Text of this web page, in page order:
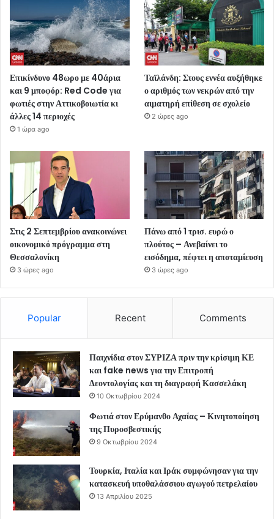
Επικίνδυνο 48ωρο με 40άρια
και 9 μποφόρ: Red Code για
φωτιές στην Αττικοβοιωτία κι
άλλες 14 περιοχές
1 ώρα ago
Ταϊλάνδη: Στους εννέα αυξήθηκε
ο αριθμός των νεκρών από την
αιματηρή επίθεση σε σχολείο
2 ώρες ago
Στις 2 Σεπτεμβρίου ανακοινώνει
οικονομικό πρόγραμμα στη
Θεσσαλονίκη
3 ώρες ago
Πάνω από 1 τρισ. ευρώ ο
πλούτος – Ανεβαίνει το
εισόδημα, πέφτει η αποταμίευση
3 ώρες ago
Popular Recent Comments
Παιχνίδια στον ΣΥΡΙΖΑ πριν την κρίσιμη ΚΕ
και fake news για την Επιτροπή
Δεοντολογίας και τη διαγραφή Κασσελάκη
10 Οκτωβρίου 2024
Φωτιά στον Ερύμανθο Αχαΐας – Κινητοποίηση
της Πυροσβεστικής
9 Οκτωβρίου 2024
Τουρκία, Ιταλία και Ιράκ συμφώνησαν για την
κατασκευή υποθαλάσσιου αγωγού πετρελαίου
13 Απριλίου 2025